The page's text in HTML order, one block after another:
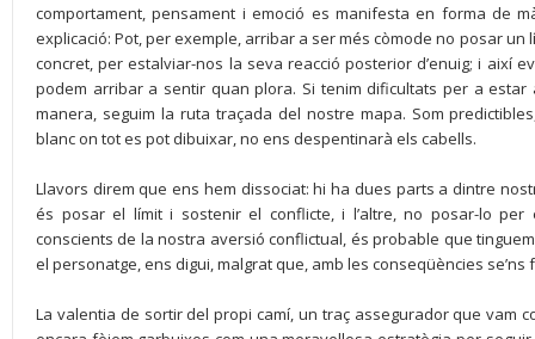
comportament, pensament i emoció es manifesta en forma de
explicació: Pot, per exemple, arribar a ser més còmode no posar
concret, per estalviar-nos la seva reacció posterior d’enuig; i així
podem arribar a sentir quan plora. Si tenim dificultats per a estar
manera, seguim la ruta traçada del nostre mapa. Som
blanc on tot es pot dibuixar, no ens despentinarà els cabells.
Llavors direm que ens hem dissociat: hi ha dues parts a dintre
és posar el límit i sostenir el conflicte, i l’altre, no posar-lo
conscients de la nostra aversió conflictual, és probable que
el personatge, ens digui, malgrat que, amb les conseqüències se’ns
La valentia de sortir del propi camí, un traç assegurador que vam